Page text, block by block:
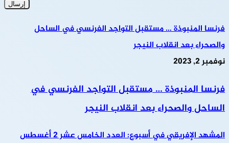
فرنسا المنبوذة … مستقبل التواجد الفرنسي في الساحل
والصحراء بعد انقلاب النيجر
نوفمبر 2, 2023
فرنسا المنبوذة … مستقبل التواجد الفرنسي في
الساحل والصحراء بعد انقلاب النيجر
المشهد الإفريقي في أسبوع: العدد الخامس عشر 2 أغسطس